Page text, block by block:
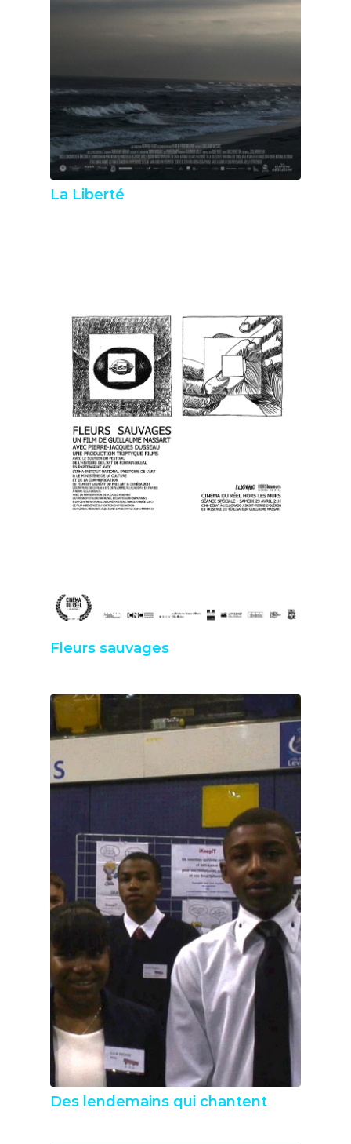
La Liberté
Fleurs sauvages
Des lendemains qui chantent